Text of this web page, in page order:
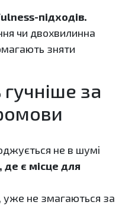
підходів.
чи двохвилинна
зняти
за
не в шумі
де є місце для
уже не змагаються за